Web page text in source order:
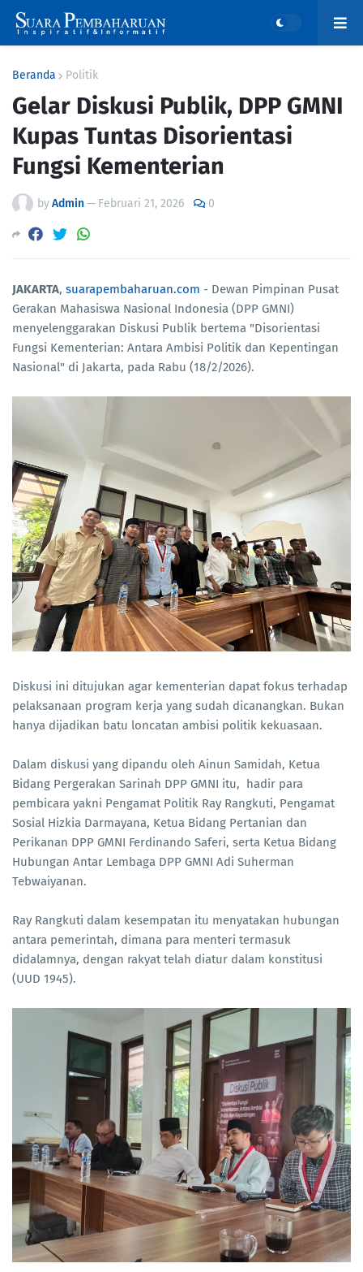
Beranda Politik
Gelar Diskusi Publik, DPP GMNI
Kupas Tuntas Disorientasi
Fungsi Kementerian
byAdmin— Februari 21, 2026 0
JAKARTA, suarapembaharuan.com - Dewan Pimpinan Pusat
Gerakan Mahasiswa Nasional Indonesia (DPP GMNI)
menyelenggarakan Diskusi Publik bertema "Disorientasi
Fungsi Kementerian: Antara Ambisi Politik dan Kepentingan
Nasional" di Jakarta, pada Rabu (18/2/2026).
Diskusi ini ditujukan agar kementerian dapat fokus terhadap
pelaksanaan program kerja yang sudah dicanangkan. Bukan
hanya dijadikan batu loncatan ambisi politik kekuasaan.
Dalam diskusi yang dipandu oleh Ainun Samidah, Ketua
Bidang Pergerakan Sarinah DPP GMNI itu, hadir para
pembicara yakni Pengamat Politik Ray Rangkuti, Pengamat
Sosial Hizkia Darmayana, Ketua Bidang Pertanian dan
Perikanan DPP GMNI Ferdinando Saferi, serta Ketua Bidang
Hubungan Antar Lembaga DPP GMNI Adi Suherman
Tebwaiyanan.
Ray Rangkuti dalam kesempatan itu menyatakan hubungan
antara pemerintah, dimana para menteri termasuk
didalamnya, dengan rakyat telah diatur dalam konstitusi
(UUD 1945).